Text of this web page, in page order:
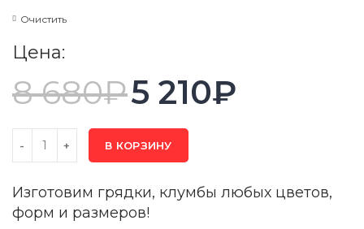
Очистить
Цена:
8 680₽5 210₽
В КОРЗИНУ
Изготовим грядки, клумбы любых цветов,
форм и размеров!